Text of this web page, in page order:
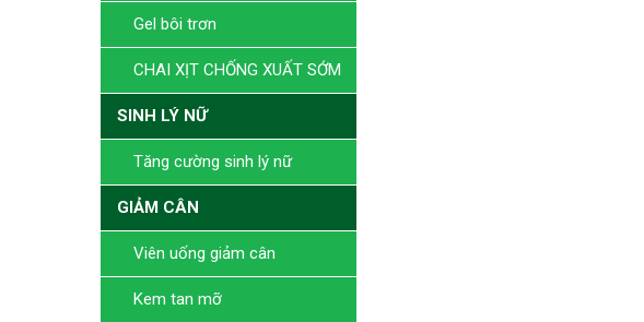
Gel bôi trơn
CHAI XỊT CHỐNG XUẤT SỚM
SINH LÝ NỮ
Tăng cường sinh lý nữ
GIẢM CÂN
Viên uống giảm cân
Kem tan mỡ